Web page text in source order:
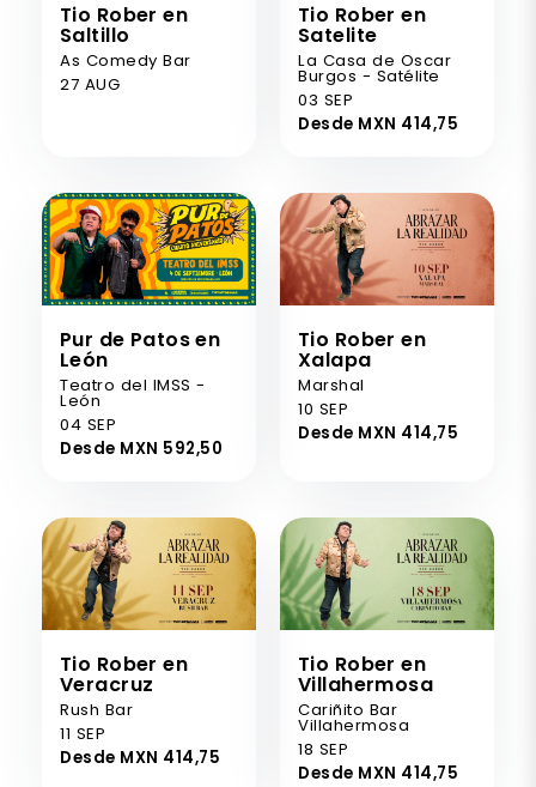
Tio Rober en
Saltillo
As Comedy Bar
27 AUG
Tio Rober en
Satelite
La Casa de Oscar
Burgos - Satélite
03 SEP
Desde MXN 414,75
Pur de Patos en
León
Teatro del IMSS -
León
04 SEP
Desde MXN 592,50
Tio Rober en
Xalapa
Marshal
10 SEP
Desde MXN 414,75
Tio Rober en
Veracruz
Rush Bar
11 SEP
Desde MXN 414,75
Tio Rober en
Villahermosa
Cariñito Bar
Villahermosa
18 SEP
Desde MXN 414,75